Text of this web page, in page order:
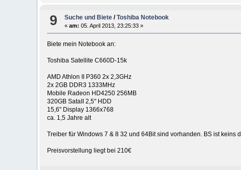
9 Suche und Biete /Toshiba Notebook
«am: 05. April 2013, 23:25:33 »
Biete mein Notebook an:
Toshiba Satellite C660D-15k
AMD Athlon II P360 2x 2,3GHz
2x 2GB DDR3 1333MHz
Mobile Radeon HD4250 256MB
320GB SataII 2,5" HDD
15,6" Display 1366x768
ca. 1,5 Jahre alt
Treiber für Windows 7 & 8 32 und 64Bit sind vorhanden. BS ist keins
Preisvorstellung liegt bei 210€